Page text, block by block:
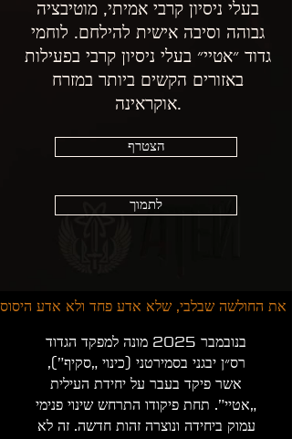
בעלי ניסיון קרבי אמיתי, מוטיבציה
גבוהה וסיבה אישית להילחם. לוחמי
גדוד ״אטיי״ בעלי ניסיון קרבי בפעילות
באזורים הקשים ביותר במזרח
אוקראינה.
הצטרף
לתמוך
בנובמבר 2025 מונה למפקד הגדוד
רס״ן יבגני בסמירטני (כינוי „סקיף”),
אשר פיקד בעבר על יחידת העילית
„אטיי”. תחת פיקודו התרחש שינוי פנימי
עמוק ביחידה ונוצרה זהות חדשה. זה לא